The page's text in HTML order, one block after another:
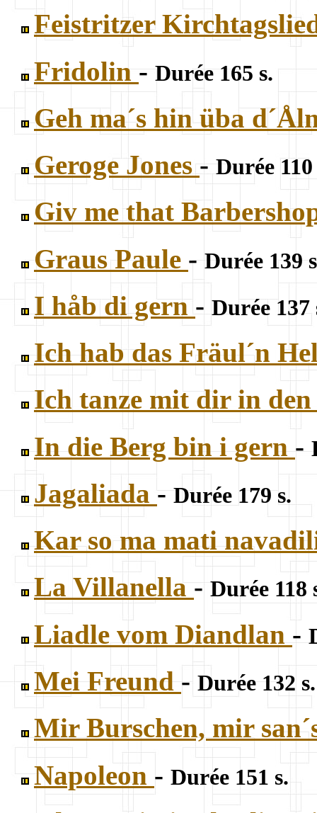
Feistritzer
Fridolin -Durée 165 s.
Geh ma´s hin üba
Geroge Jones - Durée 110
Giv me that
Graus Paule - Durée 139
I håb di gern - Durée 137
Ich hab das Fräul´n
Ich tanze mit dir in
In die Berg bin i gern -
Jagaliada - Durée 179 s.
Kar so ma mati
La Villanella - Durée 118
Liadle vom Diandlan -
Mei Freund - Durée 132 s.
Mir Burschen, mir
Napoleon - Durée 151 s.